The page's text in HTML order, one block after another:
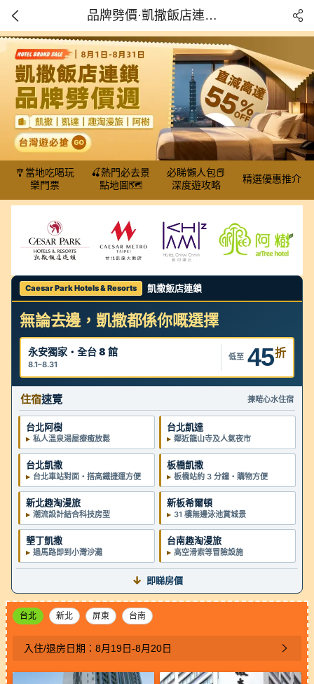
品牌劈價·凱撒飯店連鎖 永安優惠低至45折 凱撒·凱達·趣淘漫旅·阿樹 台灣自由行必搶
🎐當地吃喝玩
樂門票
🍒熱門必去景
點地圖🗺
必睇懶人包📕
深度遊攻略
精選優惠推介
Caesar Park Hotels & Resorts 凱撒飯店連鎖
無論去邊，凱撒都係你嘅選擇
永安獨家・全台 8 館
8.1–8.31
低至 45折
住宿速覽 揀啱心水住宿
台北阿樹
▸ 私人溫泉湯屋療癒放鬆
台北凱達
▸ 鄰近龍山寺及人氣夜市
台北凱撒
▸ 台北車站對面・搭高鐵捷運方便
板橋凱撒
▸ 板橋站約 3 分鐘・購物方便
新北趣淘漫旅
▸ 潮流設計結合科技房型
新板希爾頓
▸ 31 樓無邊泳池賞城景
墾丁凱撒
▸ 過馬路即到小灣沙灘
台南趣淘漫旅
▸ 高空滑索等冒險設施
↓ 即睇房價
台北 新北 屏東 台南
入住/退房日期： 8月19日-8月20日